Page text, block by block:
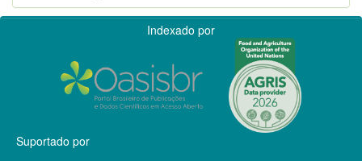
Indexado por
Suportado por